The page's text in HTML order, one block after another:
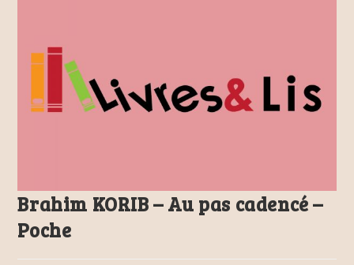
Brahim KORIB – Au pas cadencé –
Poche